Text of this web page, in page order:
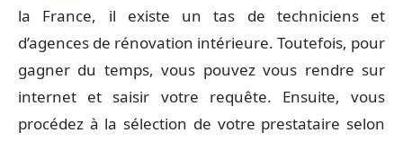
la France, il existe un tas de techniciens et
d’agences de rénovation intérieure. Toutefois, pour
gagner du temps, vous pouvez vous rendre sur
internet et saisir votre requête. Ensuite, vous
procédez à la sélection de votre prestataire selon